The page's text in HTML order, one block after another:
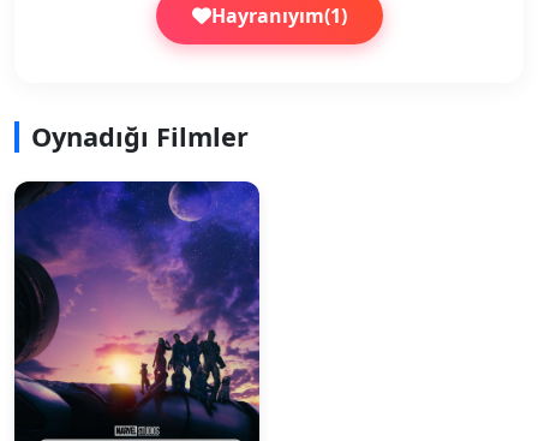
Hayranıyım(1)
Oynadığı Filmler